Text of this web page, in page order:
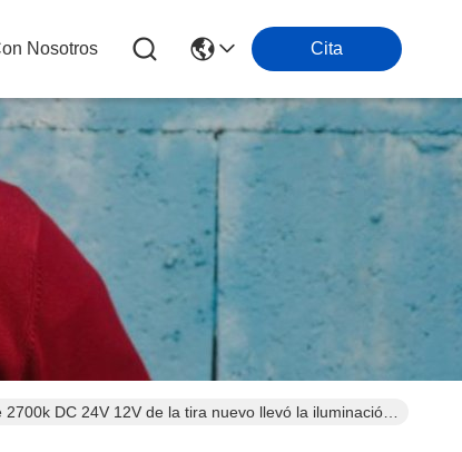
Nosotros Cita
DC 24V 12V de la tira nuevo llevó la iluminación